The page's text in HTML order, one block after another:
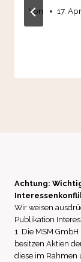
Von 17.
Achtung:
Wir weisen
Publikation
1. Die MSM
besitzen Aktien
diese im Rahmen